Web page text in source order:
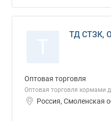
ТД СТЗК,
Оптовая торговля
Оптовая торговля кормами
Россия, Смоленская